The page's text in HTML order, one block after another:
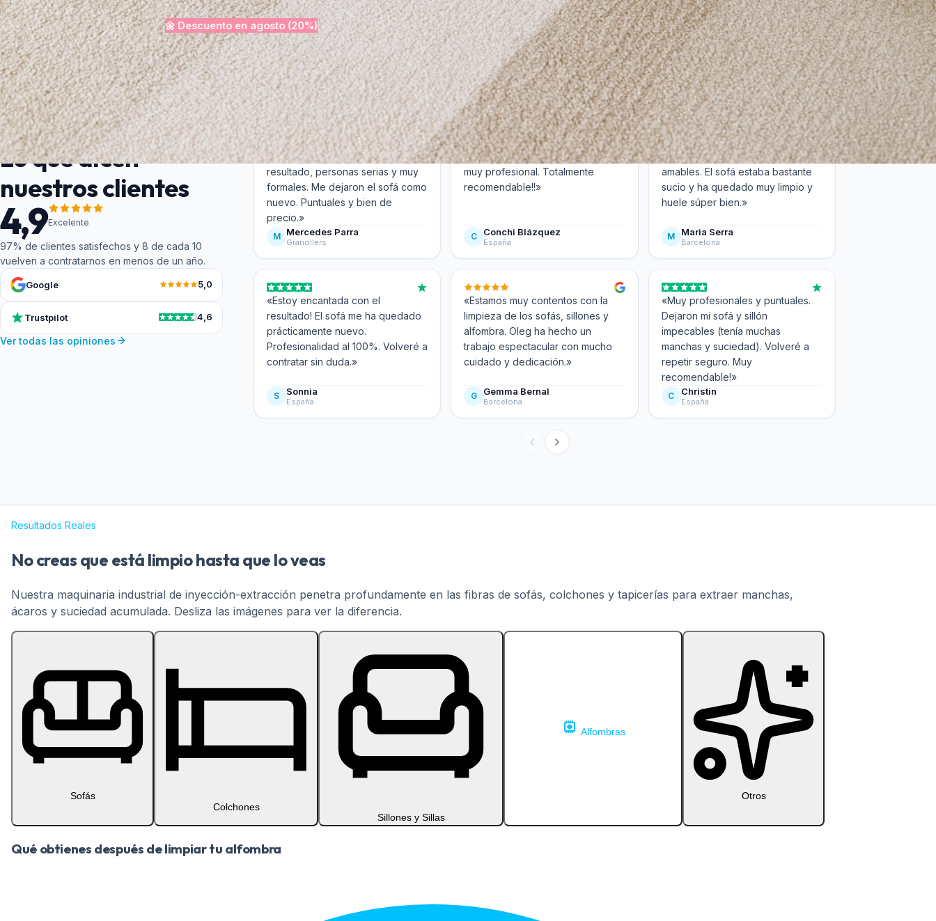
Presupuesto rápido · Sin compromiso Ver precios · Desde 12€
🌼 Descuento enagosto(20%)
Desinfección incluida Desplazamiento incluido 50% descuento en la segunda pieza
Indicadores de confianza
OPINIONES VERIFICADAS
Lo que dicen
nuestros clientes
4,9Excelente
97% de clientes satisfechos y 8 de cada 10
vuelven a contratarnos en menos de un año.
Google 5,0
Trustpilot 4,6
Ver todas las opiniones
«Quedé muy contenta con el
resultado, personas serias y muy
formales. Me dejaron el sofá como
nuevo. Puntuales y bien de
precio.»
M Mercedes Parra
Granollers
«Un 10! Personal amable, atento y
muy profesional. Totalmente
recomendable!!»
C Conchi Blázquez
España
«Muy buen servicio y muy
amables. El sofá estaba bastante
sucio y ha quedado muy limpio y
huele súper bien.»
M Maria Serra
Barcelona
«Estoy encantada con el
resultado! El sofá me ha quedado
prácticamente nuevo.
Profesionalidad al 100%. Volveré a
contratar sin duda.»
S Sonnia
España
«Estamos muy contentos con la
limpieza de los sofás, sillones y
alfombra. Oleg ha hecho un
trabajo espectacular con mucho
cuidado y dedicación.»
G Gemma Bernal
Barcelona
«Muy profesionales y puntuales.
Dejaron mi sofá y sillón
impecables (tenía muchas
manchas y suciedad). Volveré a
repetir seguro. Muy
recomendable!»
C Christin
España
Resultados Reales
No creas que está limpio hasta que lo veas
Nuestra maquinaria industrial de inyección-extracción penetra profundamente en las fibras de sofás, colchones y tapicerías para extraer manchas,
ácaros y suciedad acumulada. Desliza las imágenes para ver la diferencia.
Sofás
Colchones
Sillones y Sillas
Alfombras
Otros
Qué obtienes después de limpiar tu alfombra